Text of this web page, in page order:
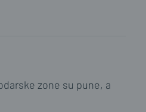
zone su pune, a